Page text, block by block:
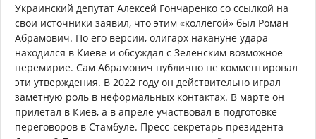
Украинский депутат Алексей Гончаренко со ссылкой на
свои источники заявил, что этим «коллегой» был Роман
Абрамович. По его версии, олигарх накануне удара
находился в Киеве и обсуждал с Зеленским возможное
перемирие. Сам Абрамович публично не комментировал
эти утверждения. В 2022 году он действительно играл
заметную роль в неформальных контактах. В марте он
прилетал в Киев, а в апреле участвовал в подготовке
переговоров в Стамбуле. Пресс-секретарь президента